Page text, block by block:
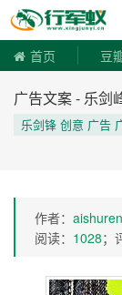
首页 豆
广告文案 - 乐剑
乐剑锋 创意 广告
作者： aishuren
阅读： 1028；